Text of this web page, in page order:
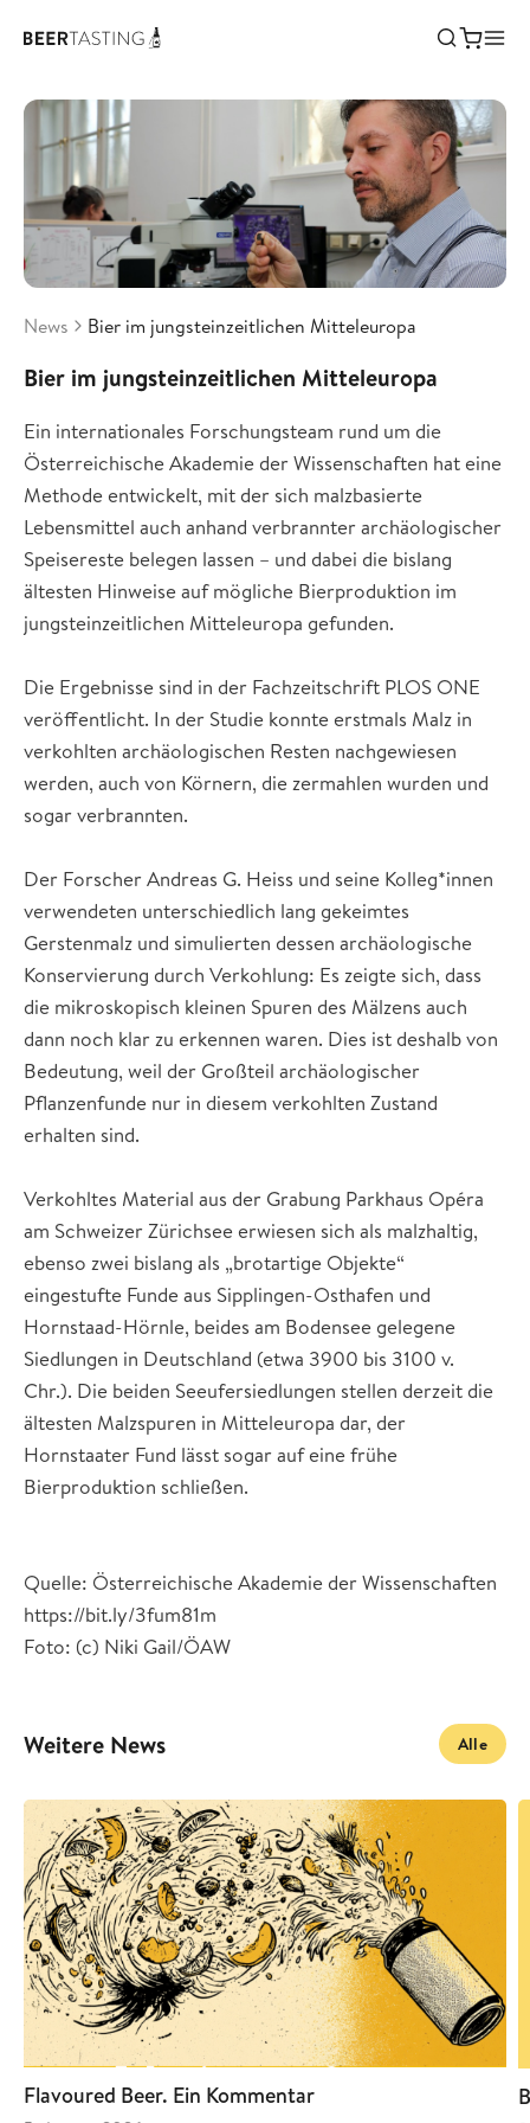
News Bier im jungsteinzeitlichen Mitteleuropa
Bier im jungsteinzeitlichen Mitteleuropa
Ein internationales Forschungsteam rund um die
Österreichische Akademie der Wissenschaften hat eine
Methode entwickelt, mit der sich malzbasierte
Lebensmittel auch anhand verbrannter archäologischer
Speisereste belegen lassen – und dabei die bislang
ältesten Hinweise auf mögliche Bierproduktion im
jungsteinzeitlichen Mitteleuropa gefunden.
Die Ergebnisse sind in der Fachzeitschrift PLOS ONE
veröffentlicht. In der Studie konnte erstmals Malz in
verkohlten archäologischen Resten nachgewiesen
werden, auch von Körnern, die zermahlen wurden und
sogar verbrannten.
Der Forscher Andreas G. Heiss und seine Kolleg*innen
verwendeten unterschiedlich lang gekeimtes
Gerstenmalz und simulierten dessen archäologische
Konservierung durch Verkohlung: Es zeigte sich, dass
die mikroskopisch kleinen Spuren des Mälzens auch
dann noch klar zu erkennen waren. Dies ist deshalb von
Bedeutung, weil der Großteil archäologischer
Pflanzenfunde nur in diesem verkohlten Zustand
erhalten sind.
Verkohltes Material aus der Grabung Parkhaus Opéra
am Schweizer Zürichsee erwiesen sich als malzhaltig,
ebenso zwei bislang als „brotartige Objekte“
eingestufte Funde aus Sipplingen-Osthafen und
Hornstaad-Hörnle, beides am Bodensee gelegene
Siedlungen in Deutschland (etwa 3900 bis 3100 v.
Chr.). Die beiden Seeufersiedlungen stellen derzeit die
ältesten Malzspuren in Mitteleuropa dar, der
Hornstaater Fund lässt sogar auf eine frühe
Bierproduktion schließen.
Quelle: Österreichische Akademie der Wissenschaften
https://bit.ly/3fum81m
Foto: (c) Niki Gail/ÖAW
Weitere News Alle
Flavoured Beer. Ein Kommentar